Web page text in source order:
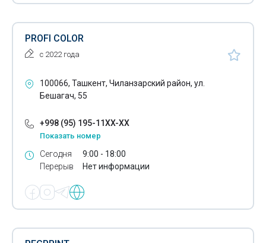
Выставочные стенды
Изготовление рекламных стоек
Изготовление рекламы
Наклейки на автомобили
Реклама на остановках
Светодиодные экраны
Флаеры - печать
Разработка дизайна упаковки
PROFI COLOR
с 2022 года
100066, Ташкент, Чиланзарский район, ул.
Бешагач, 55
+998 (95) 195-11XX-XX
Показать номер
Сегодня
Перерыв
9:00 - 18:00
Нет информации